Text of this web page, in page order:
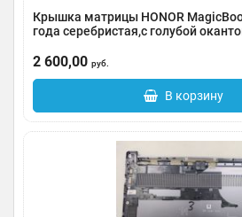
Крышка матрицы HONOR
года серебристая,с голубой
2 600,00 руб.
В корзину